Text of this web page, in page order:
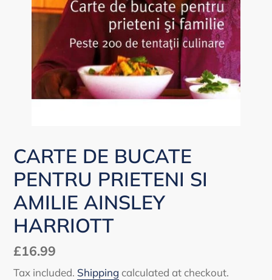
CARTE DE BUCATE
PENTRU PRIETENI SI
AMILIE AINSLEY
HARRIOTT
Regular
price
£16.99
Tax included. Shipping calculated at checkout.